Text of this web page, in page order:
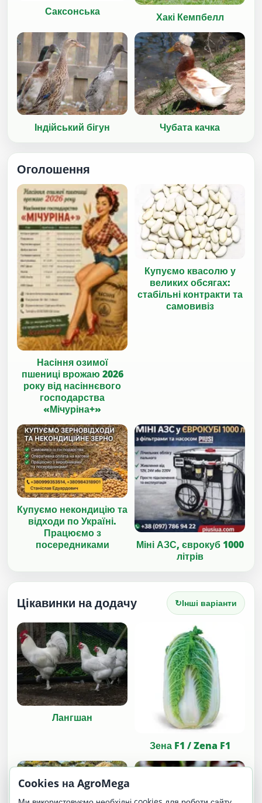
Саксонська Хакі Кемпбелл
Індійський бігун Чубата качка
Оголошення
Насіння озимої
пшениці врожаю 2026
року від насіннєвого
господарства
«Мічуріна+»
Купуємо квасолю у
великих обсягах:
стабільні контракти та
самовивіз
Купуємо некондицію та
відходи по Україні.
Працюємо з
посередниками
Міні АЗС, єврокуб 1000
літрів
Цікавинки на додачу ↻Інші варіанти
Лангшан
Зена F1 / Zena F1
Cookies на AgroMega